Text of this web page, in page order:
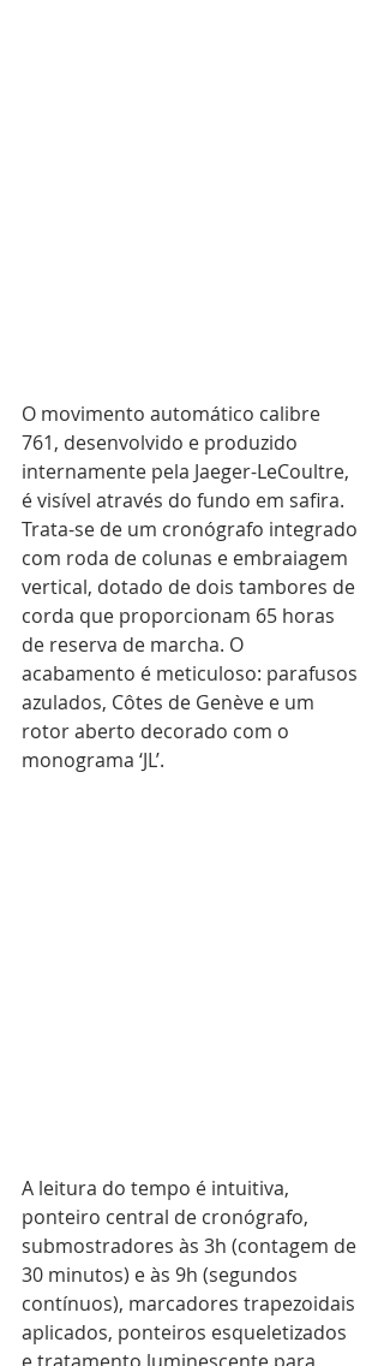
O movimento automático calibre
761, desenvolvido e produzido
internamente pela Jaeger-LeCoultre,
é visível através do fundo em safira.
Trata-se de um cronógrafo integrado
com roda de colunas e embraiagem
vertical, dotado de dois tambores de
corda que proporcionam 65 horas
de reserva de marcha. O
acabamento é meticuloso: parafusos
azulados, Côtes de Genève e um
rotor aberto decorado com o
monograma ‘JL’.
A leitura do tempo é intuitiva,
ponteiro central de cronógrafo,
submostradores às 3h (contagem de
30 minutos) e às 9h (segundos
contínuos), marcadores trapezoidais
aplicados, ponteiros esqueletizados